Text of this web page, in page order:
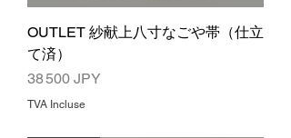
OUTLET 紗献上八寸なごや帯（仕立
て済）
Prix
38 500 JPY
TVA Incluse